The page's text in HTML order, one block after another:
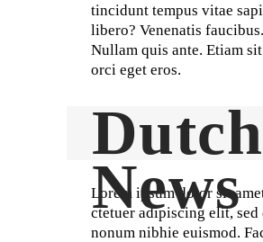
tincidunt tempus vitae
libero? Venenatis faucibus.
Nullam quis ante. Etiam
orci eget eros.
Dutch
News
Lorem ipsum dolor sit
ctetuer adipiscing elit, sed
nonum nibhie euismod.